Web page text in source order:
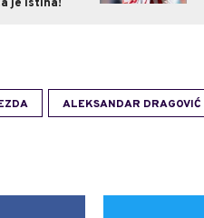
je istina!
ALEKSANDAR DRAGOVIĆ